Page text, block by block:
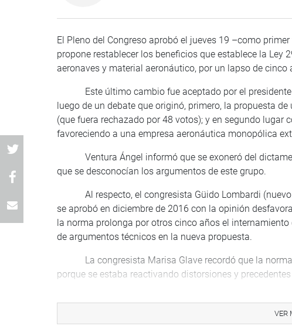
El Pleno del Congreso aprobó el jueves 19 –como
propone restablecer los beneficios que establece la Ley
aeronaves y material aeronáutico, por un lapso de
Este último cambio fue aceptado por el presidente
luego de un debate que originó, primero, la propuesta
(que fuera rechazado por 48 votos); y en segundo lugar
favoreciendo a una empresa aeronáutica monopólica
Ventura Ángel informó que se exoneró del
que se desconocían los argumentos de este grupo.
Al respecto, el congresista Güido Lombardi (nuevo
se aprobó en diciembre de 2016 con la opinión
la norma prolonga por otros cinco años el internamiento
de argumentos técnicos en la nueva propuesta.
La congresista Marisa Glave recordó que la norma
porque se estaba reactivando distorsiones y
Sostuvo que las exoneraciones originaron que el
VER